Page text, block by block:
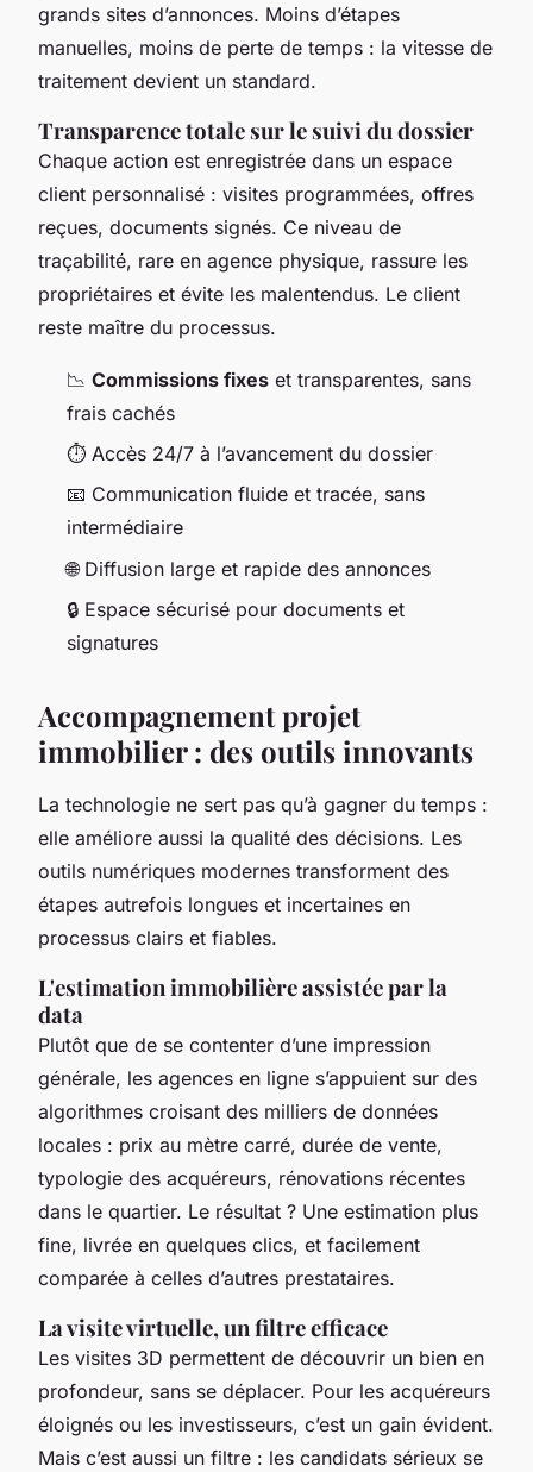
grands sites d’annonces. Moins d’étapes
manuelles, moins de perte de temps : la vitesse de
traitement devient un standard.
Transparence totale sur le suivi du dossier
Chaque action est enregistrée dans un espace
client personnalisé : visites programmées, offres
reçues, documents signés. Ce niveau de
traçabilité, rare en agence physique, rassure les
propriétaires et évite les malentendus. Le client
reste maître du processus.
📉 Commissions fixes et transparentes, sans
frais cachés
⏱️ Accès 24/7 à l’avancement du dossier
📧 Communication fluide et tracée, sans
intermédiaire
🌐 Diffusion large et rapide des annonces
🔒 Espace sécurisé pour documents et
signatures
Accompagnement projet
immobilier : des outils innovants
La technologie ne sert pas qu’à gagner du temps :
elle améliore aussi la qualité des décisions. Les
outils numériques modernes transforment des
étapes autrefois longues et incertaines en
processus clairs et fiables.
L'estimation immobilière assistée par la
data
Plutôt que de se contenter d’une impression
générale, les agences en ligne s’appuient sur des
algorithmes croisant des milliers de données
locales : prix au mètre carré, durée de vente,
typologie des acquéreurs, rénovations récentes
dans le quartier. Le résultat ? Une estimation plus
fine, livrée en quelques clics, et facilement
comparée à celles d’autres prestataires.
La visite virtuelle, un filtre efficace
Les visites 3D permettent de découvrir un bien en
profondeur, sans se déplacer. Pour les acquéreurs
éloignés ou les investisseurs, c’est un gain évident.
Mais c’est aussi un filtre : les candidats sérieux se